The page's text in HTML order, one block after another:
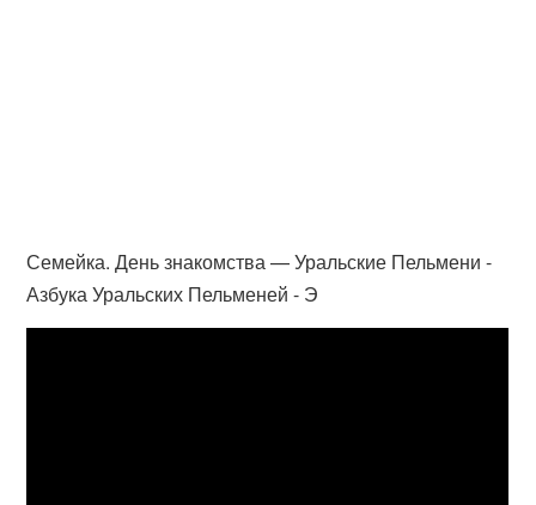
Семейка. День знакомства — Уральские Пельмени -
Азбука Уральских Пельменей - Э